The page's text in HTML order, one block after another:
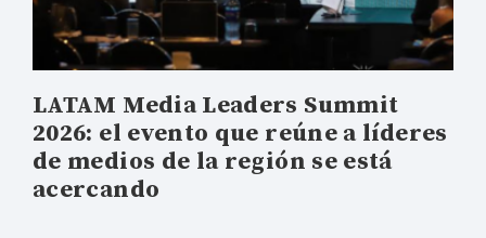
LATAM Media Leaders Summit
2026: el evento que reúne a líderes
de medios de la región se está
acercando